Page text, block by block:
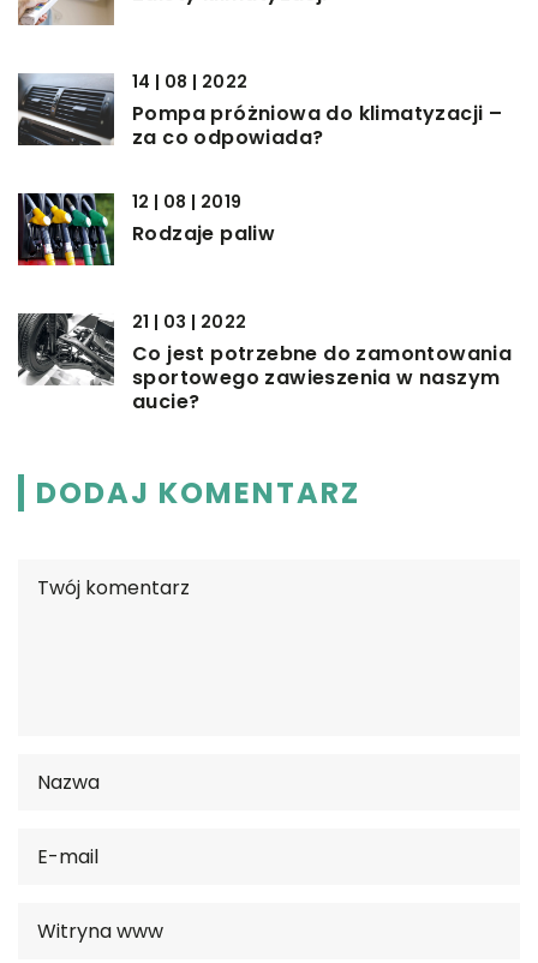
14 | 08 | 2022
Pompa próżniowa do klimatyzacji –
za co odpowiada?
12 | 08 | 2019
Rodzaje paliw
21 | 03 | 2022
Co jest potrzebne do zamontowania
sportowego zawieszenia w naszym
aucie?
DODAJ KOMENTARZ